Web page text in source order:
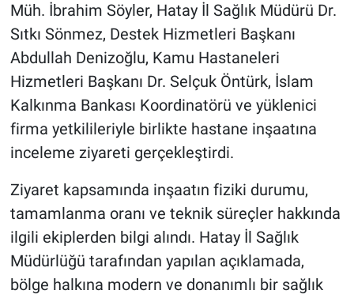
Müh. İbrahim Söyler, Hatay İl Sağlık Müdürü Dr.
Sıtkı Sönmez, Destek Hizmetleri Başkanı
Abdullah Denizoğlu, Kamu Hastaneleri
Hizmetleri Başkanı Dr. Selçuk Öntürk, İslam
Kalkınma Bankası Koordinatörü ve yüklenici
firma yetkilileriyle birlikte hastane inşaatına
inceleme ziyareti gerçekleştirdi.
Ziyaret kapsamında inşaatın fiziki durumu,
tamamlanma oranı ve teknik süreçler hakkında
ilgili ekiplerden bilgi alındı. Hatay İl Sağlık
Müdürlüğü tarafından yapılan açıklamada,
bölge halkına modern ve donanımlı bir sağlık